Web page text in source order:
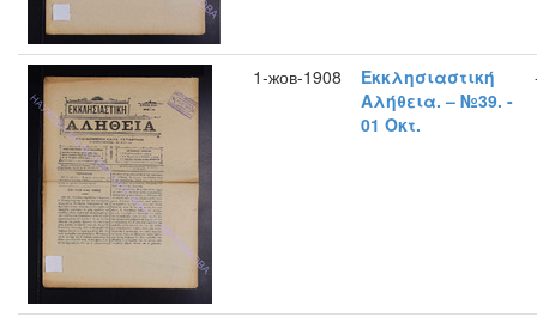
1-жов-1908
Εκκλησιαστική
Αλήθεια. – №39. -
01 Οκτ.